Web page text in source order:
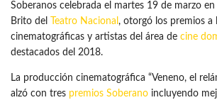
Soberanos celebrada el martes 19 de marzo
Brito del
Teatro Nacional , otorgó los premios a
cinematográficas y artistas del área de cine
destacados del 2018.
La producción cinematográfica “Veneno, el
alzó con tres premios Soberano incluyendo